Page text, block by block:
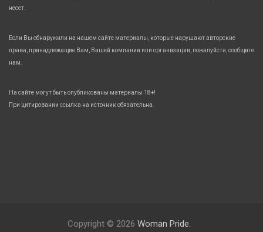
несет.
Если Вы обнаружили на нашем сайте материалы, которые нарушают авторские
права, принадлежащие Вам, Вашей компании или организации, пожалуйста, сообщите
нам.
На сайте могут быть опубликованы материалы 18+!
При цитировании ссылка на источник обязательна.
Copyright © 2026 Woman Pride.